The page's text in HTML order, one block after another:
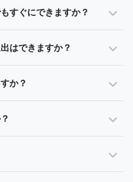
すぐにできますか？
はできますか？
か？